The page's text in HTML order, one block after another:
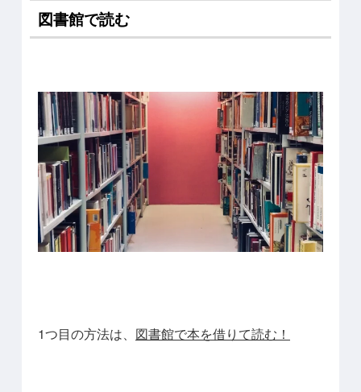
図書館で読む
1つ目の方法は、 図書館で本を借りて読む！